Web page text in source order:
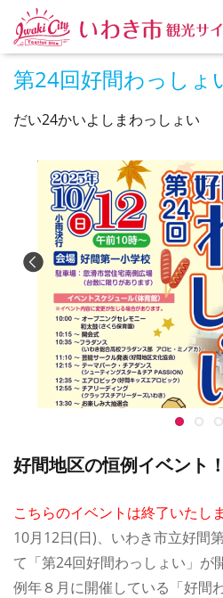
第24回好間わっしょ
だい24かいよしまわっしょい
好間地区の恒例イベント！
こちらのイベントは終了いたしま
10月12日(日)、いわき市立好間
て「第24回好間わっしょい」が
例年８月に開催している「好間